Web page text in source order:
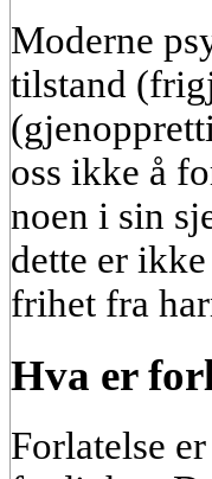
Moderne
tilstand
oss ikke å
noen i sin
dette er
frihet fra
Hva er
Forlatelse